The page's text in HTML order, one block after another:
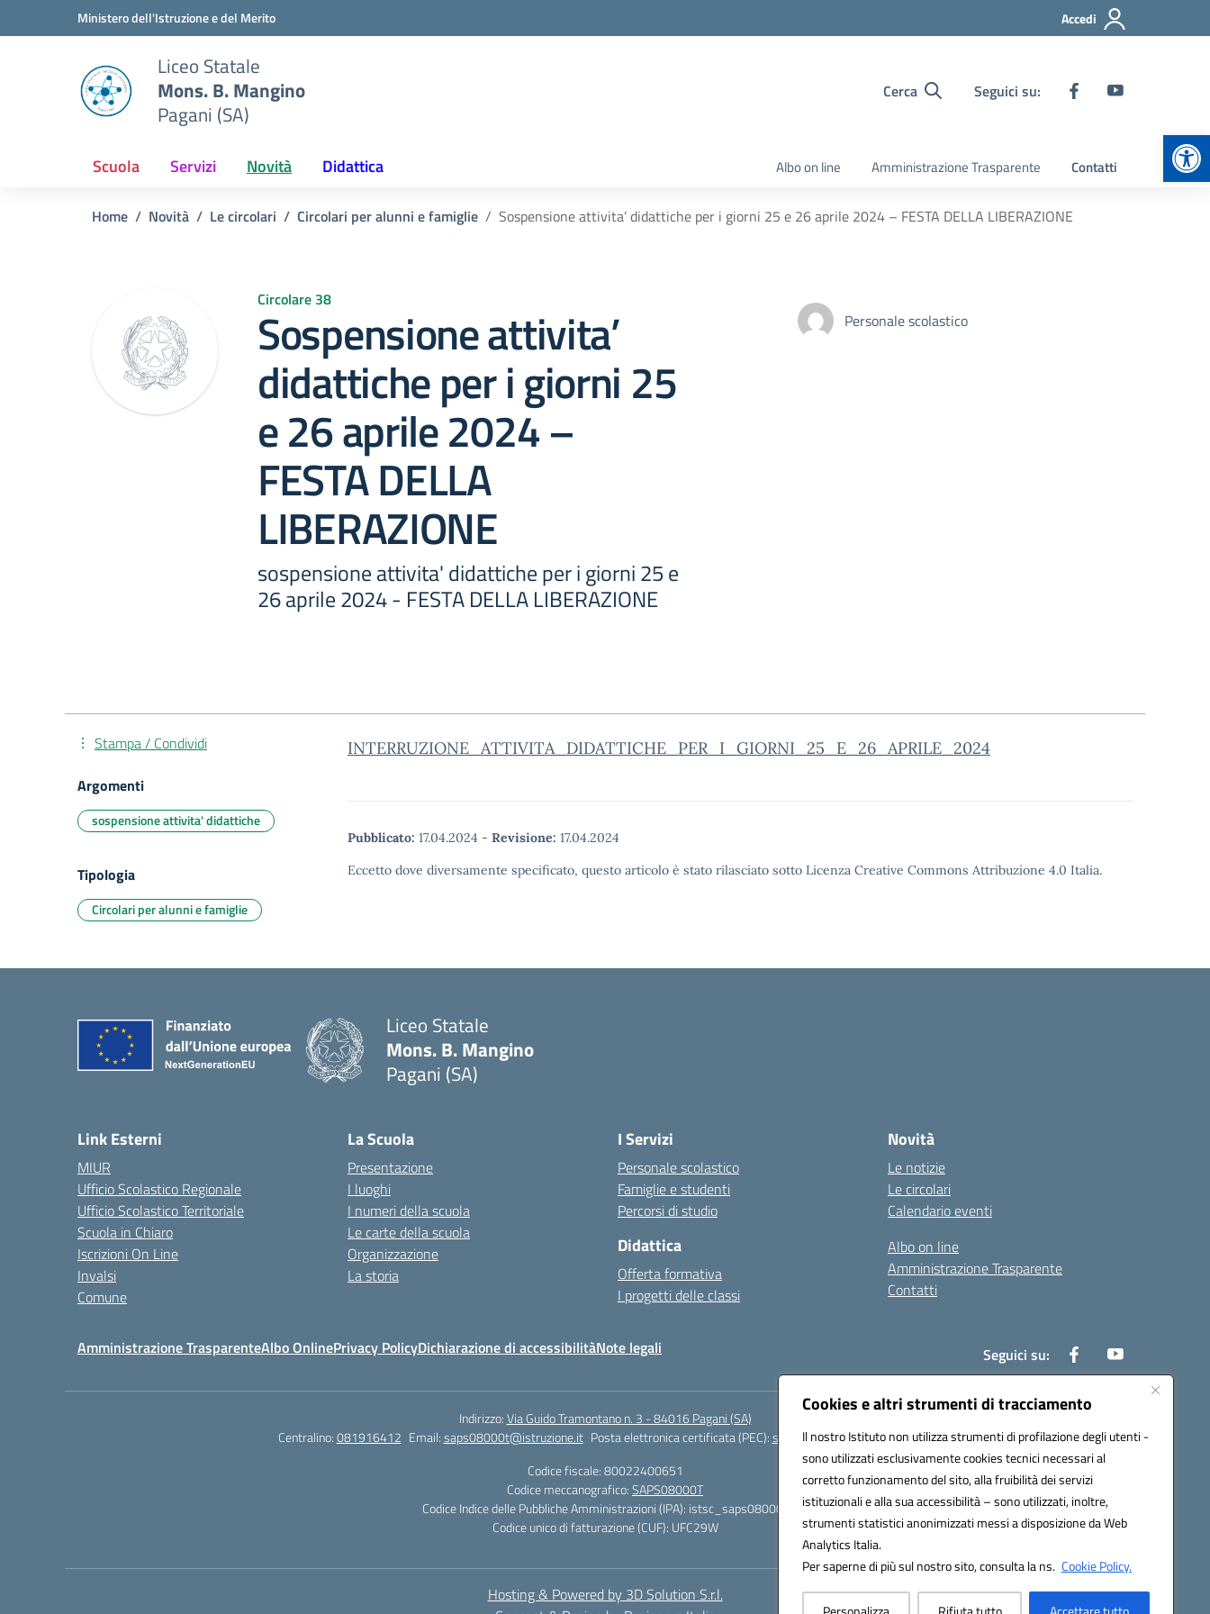
Cookies e altri strumenti di tracciamento
Il nostro Istituto non utilizza strumenti di profilazione degli utenti -
sono utilizzati esclusivamente cookies tecnici necessari al
corretto funzionamento del sito, alla fruibilità dei servizi
istituzionali e alla sua accessibilità – sono utilizzati, inoltre,
strumenti statistici anonimizzati messi a disposizione da Web
Analytics Italia.
Per saperne di più sul nostro sito, consulta la ns. Cookie Policy.
Vai ai contenuti
Vai al menu di navigazioneMinistero dell'Istruzione e del Merito Accedi
Liceo Statale
Mons. B. Mangino
Pagani (SA)
Cerca Seguici su:
Scuola Servizi Novità Didattica Albo on line Amministrazione Trasparente Contatti
Home Novità Le circolari Circolari per alunni e famiglie Sospensione attivita’ didattiche per i giorni 25 e 26 aprile 2024 – FESTA DELLA LIBERAZIONE
Circolare 38
Sospensione attivita’
didattiche per i giorni 25
e 26 aprile 2024 –
FESTA DELLA
LIBERAZIONE
sospensione attivita' didattiche per i giorni 25 e
26 aprile 2024 - FESTA DELLA LIBERAZIONE
Personale scolastico
INTERRUZIONE_ATTIVITA_DIDATTICHE_PER_I_GIORNI_25_E_26_APRILE_2024
Pubblicato: 17.04.2024 - Revisione: 17.04.2024
Eccetto dove diversamente specificato, questo articolo è stato rilasciato sotto Licenza Creative Commons Attribuzione 4.0 Italia.
Stampa / Condividi
Argomenti
sospensione attivita' didattiche
Tipologia
Circolari per alunni e famiglie
Liceo Statale
Mons. B. Mangino
Pagani (SA)
Link Esterni
MIUR
Ufficio Scolastico Regionale
Ufficio Scolastico Territoriale
Scuola in Chiaro
Iscrizioni On Line
Invalsi
Comune
La Scuola
Presentazione
I luoghi
I numeri della scuola
Le carte della scuola
Organizzazione
La storia
I Servizi
Personale scolastico
Famiglie e studenti
Percorsi di studio
Didattica
Offerta formativa
I progetti delle classi
Novità
Le notizie
Le circolari
Calendario eventi
Albo on line
Amministrazione Trasparente
Contatti
Amministrazione TrasparenteAlbo OnlinePrivacy PolicyDichiarazione di accessibilitàNote legali Seguici su:
Indirizzo:Via Guido Tramontano n. 3 - 84016 Pagani (SA)
Centralino:081916412 Email:saps08000t@istruzione.it Posta elettronica certificata (PEC):saps08000t@pec.istruzione.it
Codice fiscale: 80022400651
Codice meccanografico:SAPS08000T
Codice Indice delle Pubbliche Amministrazioni (IPA): istsc_saps08000t
Codice unico di fatturazione (CUF): UFC29W
Hosting & Powered by 3D Solution S.r.l.